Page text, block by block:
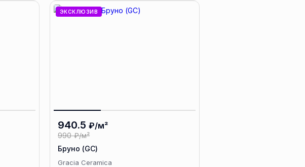
ЭКСКЛЮЗИВ
940.5 ₽/м²
990 ₽/м²
Бруно (GC)
Gracia Ceramica